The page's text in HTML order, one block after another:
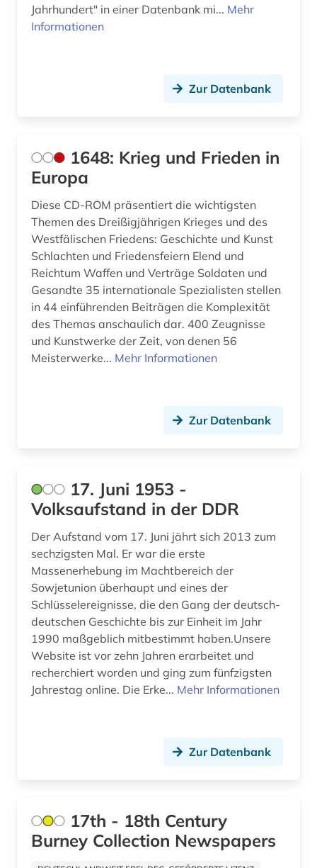
arbeiterin (1)
architekturgeschichte (1)
archiv (60)
archival documents (1)
archivalien (5)
archivbestand (3)
archive (1)
archivmaterial (1)
archivmaterialien (1)
archäologie (28)
argentinien (3)
arisierung (1)
arkadien (1)
arktis (5)
armeezeitungen (1)
armenfürsorge (4)
armenien (2)
arzt (1)
asch (1)
Jahrhundert" in einer Datenbank mi... Mehr
Informationen
Zur Datenbank
1648: Krieg und Frieden in
Europa
Diese CD-ROM präsentiert die wichtigsten
Themen des Dreißigjährigen Krieges und des
Westfälischen Friedens: Geschichte und Kunst
Schlachten und Friedensfeiern Elend und
Reichtum Waffen und Verträge Soldaten und
Gesandte 35 internationale Spezialisten stellen
in 44 einführenden Beiträgen die Komplexität
des Themas anschaulich dar. 400 Zeugnisse
und Kunstwerke der Zeit, von denen 56
Meisterwerke... Mehr Informationen
Zur Datenbank
17. Juni 1953 -
Volksaufstand in der DDR
Der Aufstand vom 17. Juni jährt sich 2013 zum
sechzigsten Mal. Er war die erste
Massenerhebung im Machtbereich der
Sowjetunion überhaupt und eines der
Schlüsselereignisse, die den Gang der deutsch-
deutschen Geschichte bis zur Einheit im Jahr
1990 maßgeblich mitbestimmt haben.Unsere
Website ist vor zehn Jahren erarbeitet und
recherchiert worden und ging zum fünfzigsten
Jahrestag online. Die Erke... Mehr Informationen
Zur Datenbank
17th - 18th Century
Burney Collection Newspapers